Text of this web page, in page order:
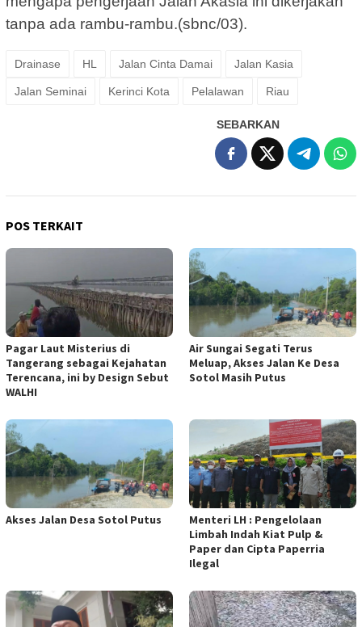
tanpa ada rambu-rambu.(sbnc/03).
Drainase HL Jalan Cinta Damai Jalan Kasia
Jalan Seminai Kerinci Kota Pelalawan Riau
SEBARKAN
POS TERKAIT
Pagar Laut Misterius di
Tangerang sebagai Kejahatan
Terencana, ini by Design Sebut
WALHI
Air Sungai Segati Terus
Meluap, Akses Jalan Ke Desa
Sotol Masih Putus
Akses Jalan Desa Sotol Putus
Menteri LH : Pengelolaan
Limbah Indah Kiat Pulp &
Paper dan Cipta Paperria
Ilegal